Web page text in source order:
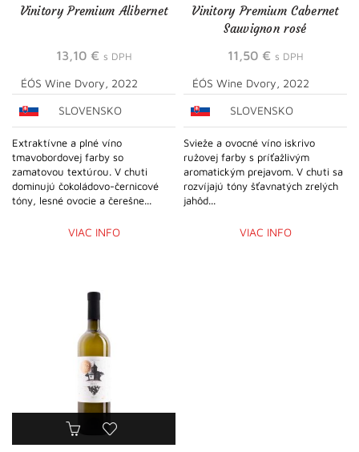
Vinitory Premium Alibernet
13,10 € s DPH
ÉÓS Wine Dvory, 2022
SLOVENSKO
Extraktívne a plné víno
tmavobordovej farby so
zamatovou textúrou. V chuti
dominujú čokoládovo-černicové
tóny, lesné ovocie a čerešne...
VIAC INFO
Vinitory Premium Cabernet
Sauvignon rosé
11,50 € s DPH
ÉÓS Wine Dvory, 2022
SLOVENSKO
Svieže a ovocné víno iskrivo
ružovej farby s príťažlivým
aromatickým prejavom. V chuti sa
rozvíjajú tóny šťavnatých zrelých
jahôd...
VIAC INFO